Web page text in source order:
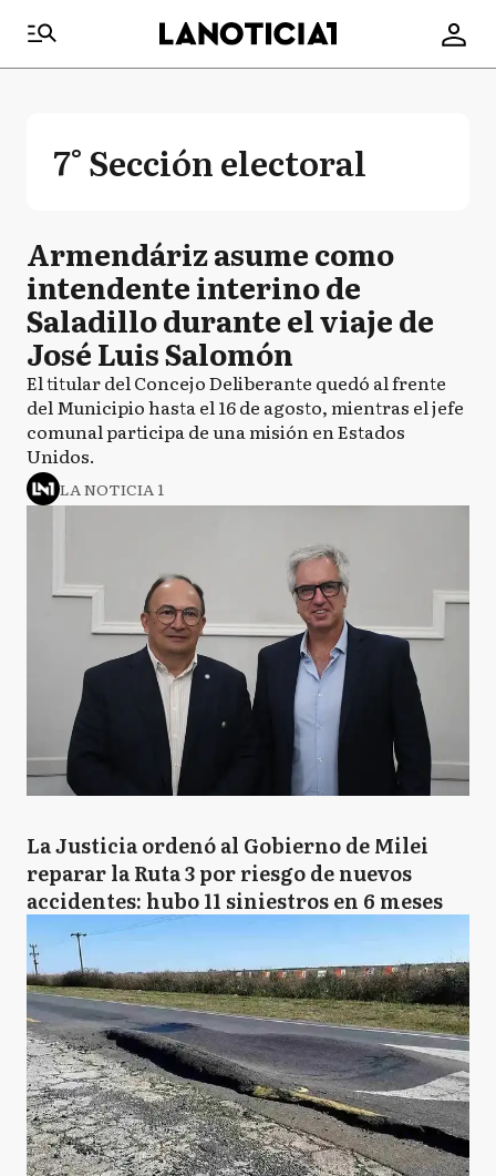
7° Sección electoral
Armendáriz asume como
intendente interino de
Saladillo durante el viaje de
José Luis Salomón
El titular del Concejo Deliberante quedó al frente
del Municipio hasta el 16 de agosto, mientras el jefe
comunal participa de una misión en Estados
Unidos.
LA NOTICIA 1
La Justicia ordenó al Gobierno de Milei
reparar la Ruta 3 por riesgo de nuevos
accidentes: hubo 11 siniestros en 6 meses